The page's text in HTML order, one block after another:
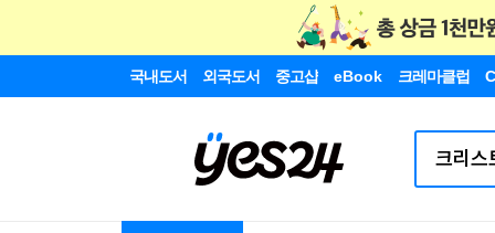
국내도서 외국도서 중고샵 eBook 크레마클럽